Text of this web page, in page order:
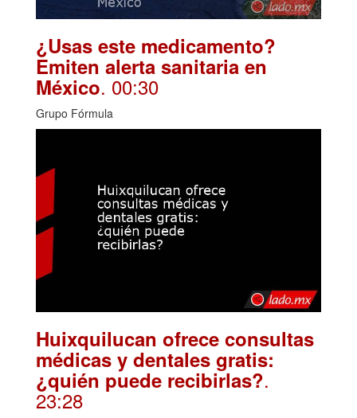
¿Usas este medicamento?
Emiten alerta sanitaria en
México. 00:30
Grupo Fórmula
Huixquilucan ofrece consultas
médicas y dentales gratis:
¿quién puede recibirlas?.
23:28